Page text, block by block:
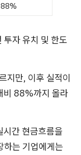
자 유치 및 한도
지만, 이후 실적이
비 88%까지 올라
시간 현금흐름을
하는 기업에게는